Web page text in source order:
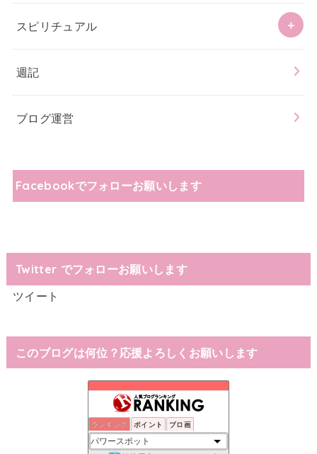
スピリチュアル
週記
ブログ運営
Facebookでフォローお願いします
Twitter でフォローお願いします
ツイート
このブログは何位？応援よろしくお願いします
ランキング ポイント ブロ画
52位 社これくしょん
53位
ウシ子とウシ夫の牛歩旅